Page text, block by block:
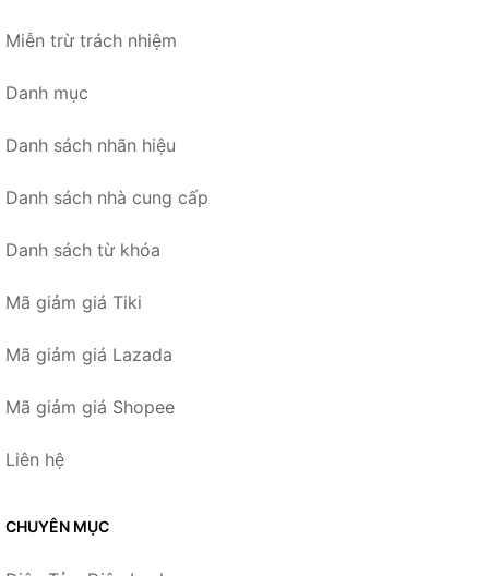
Miễn trừ trách nhiệm
Danh mục
Danh sách nhãn hiệu
Danh sách nhà cung cấp
Danh sách từ khóa
Mã giảm giá Tiki
Mã giảm giá Lazada
Mã giảm giá Shopee
Liên hệ
CHUYÊN MỤC